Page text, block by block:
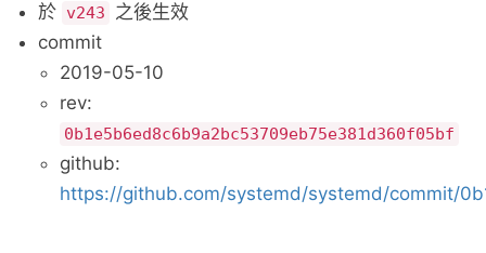
於 v243
之後生效
commit
2019-05-10
rev:
0b1e5b6ed8c6b9a2bc53709eb75e381d360f05bf
github:
https://github.com/systemd/systemd/commit/